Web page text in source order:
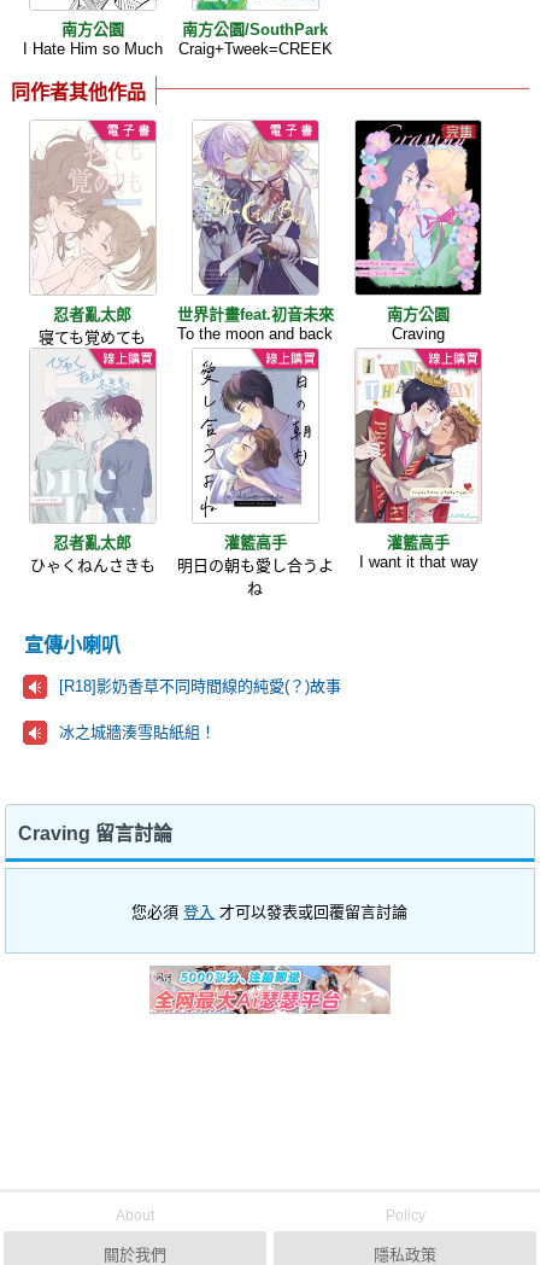
南方公園
I Hate Him so Much
南方公園/SouthPark
Craig+Tweek=CREEK
同作者其他作品
忍者亂太郎
寝ても覚めても
世界計畫feat.初音未來
To the moon and back
南方公園
Craving
忍者亂太郎
ひゃくねんさきも
灌籃高手
明日の朝も愛し合うよ
ね
灌籃高手
I want it that way
宣傳小喇叭
[R18]影奶香草不同時間線的純愛(？)故事
冰之城牆湊雪貼紙組！
Craving 留言討論
您必須登入 才可以發表或回覆留言討論
About
關於我們
Policy
隱私政策